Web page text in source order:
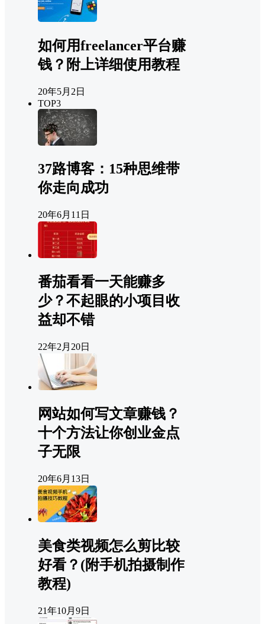
如何用freelancer平台赚
钱？附上详细使用教程
20年5月2日
TOP3
37路博客：15种思维带
你走向成功
20年6月11日
番茄看看一天能赚多
少？不起眼的小项目收
益却不错
22年2月20日
网站如何写文章赚钱？
十个方法让你创业金点
子无限
20年6月13日
美食类视频怎么剪比较
好看？(附手机拍摄制作
教程)
21年10月9日